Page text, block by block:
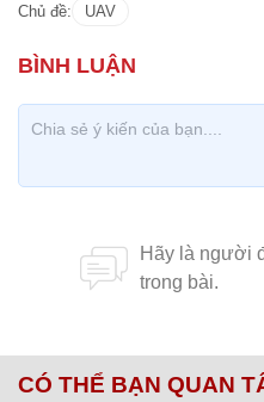
Chủ đề: UAV
CÓ THỂ BẠN QUAN